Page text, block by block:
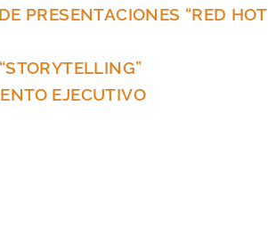
PRESENTACIONES “RED HOT
EJECUTIVO